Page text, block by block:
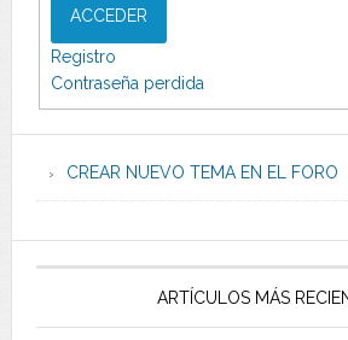
ACCEDER
Registro
Contraseña perdida
CREAR NUEVO TEMA EN EL FORO
ARTÍCULOS MÁS